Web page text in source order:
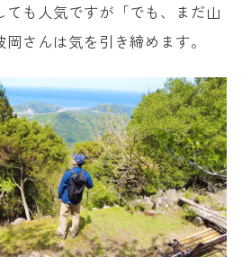
ても人気ですが「でも、まだ山
さんは気を引き締めます。